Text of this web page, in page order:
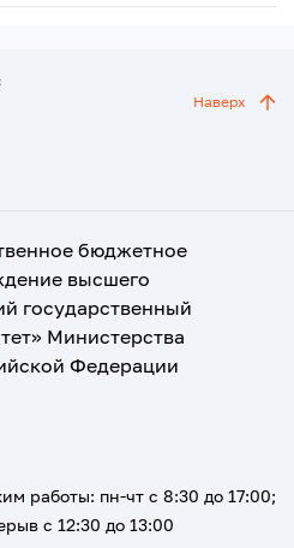
Наверх
бюджетное
высшего
государственный
Министерства
Федерации
работы: пн-чт с 8:30 до 17:00;
с 12:30 до 13:00